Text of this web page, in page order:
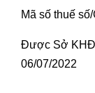
Mã số thuế
Được Sở
06/07/2022